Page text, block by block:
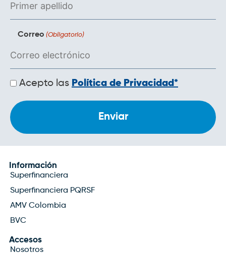
Correo (Obligatorio)
Políticas
de
Acepto las Política de Privacidad*
Información
Superfinanciera
Superfinanciera PQRSF
AMV Colombia
BVC
Accesos
Nosotros